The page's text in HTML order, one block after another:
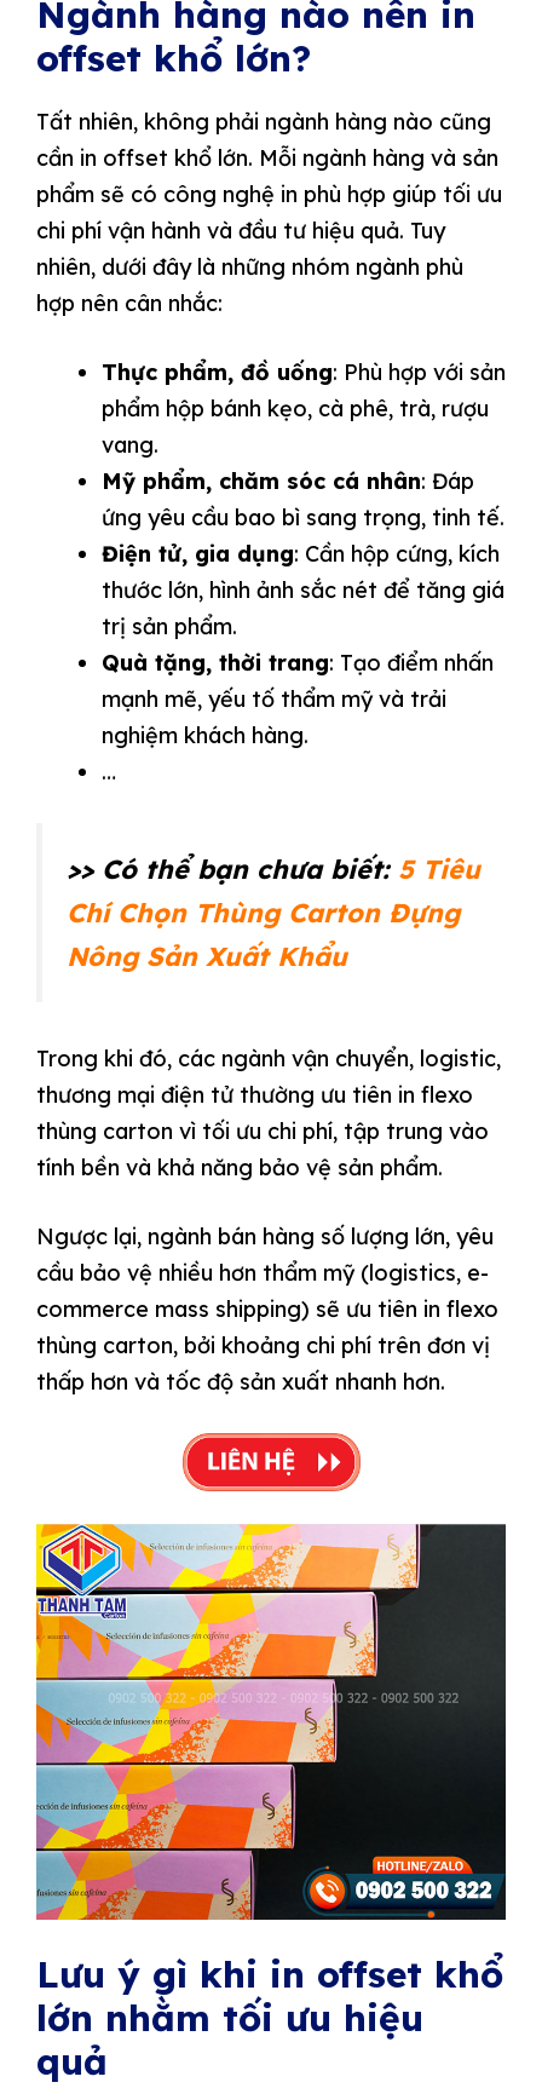
Ngành hàng nào nên in
offset khổ lớn?
Tất nhiên, không phải ngành hàng nào cũng
cần in offset khổ lớn. Mỗi ngành hàng và sản
phẩm sẽ có công nghệ in phù hợp giúp tối ưu
chi phí vận hành và đầu tư hiệu quả. Tuy
nhiên, dưới đây là những nhóm ngành phù
hợp nên cân nhắc:
Thực phẩm, đồ uống: Phù hợp với sản
phẩm hộp bánh kẹo, cà phê, trà, rượu
vang.
Mỹ phẩm, chăm sóc cá nhân: Đáp
ứng yêu cầu bao bì sang trọng, tinh tế.
Điện tử, gia dụng: Cần hộp cứng, kích
thước lớn, hình ảnh sắc nét để tăng giá
trị sản phẩm.
Quà tặng, thời trang: Tạo điểm nhấn
mạnh mẽ, yếu tố thẩm mỹ và trải
nghiệm khách hàng.
…
>> Có thể bạn chưa biết: 5 Tiêu
Chí Chọn Thùng Carton Đựng
Nông Sản Xuất Khẩu
Trong khi đó, các ngành vận chuyển, logistic,
thương mại điện tử thường ưu tiên in flexo
thùng carton vì tối ưu chi phí, tập trung vào
tính bền và khả năng bảo vệ sản phẩm.
Ngược lại, ngành bán hàng số lượng lớn, yêu
cầu bảo vệ nhiều hơn thẩm mỹ (logistics, e-
commerce mass shipping) sẽ ưu tiên in flexo
thùng carton, bởi khoảng chi phí trên đơn vị
thấp hơn và tốc độ sản xuất nhanh hơn.
Lưu ý gì khi in offset khổ
lớn nhằm tối ưu hiệu
quả